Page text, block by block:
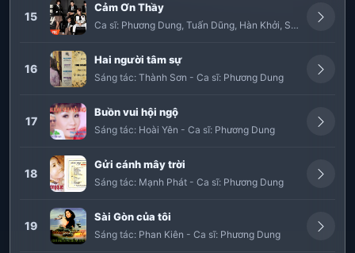
15
Cảm Ơn Thầy
Ca sĩ: Phương Dung, Tuấn Dũng, Hàn Khởi, Suzie Leo
16
Hai người tâm sự
Sáng tác: Thành Sơn - Ca sĩ: Phương Dung
17
Buồn vui hội ngộ
Sáng tác: Hoài Yên - Ca sĩ: Phương Dung
18
Gửi cánh mây trời
Sáng tác: Mạnh Phát - Ca sĩ: Phương Dung
19
Sài Gòn của tôi
Sáng tác: Phan Kiên - Ca sĩ: Phương Dung